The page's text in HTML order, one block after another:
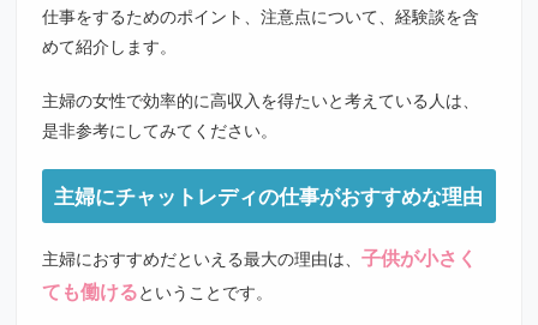
仕事をするためのポイント、注意点について、経験談を含
めて紹介します。
主婦の女性で効率的に高収入を得たいと考えている人は、
是非参考にしてみてください。
主婦にチャットレディの仕事がおすすめな理由
主婦におすすめだといえる最大の理由は、子供が小さく
ても働けるということです。